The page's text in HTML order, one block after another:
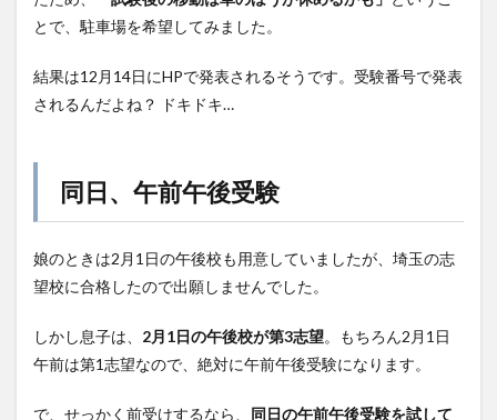
とで、駐車場を希望してみました。
結果は12月14日にHPで発表されるそうです。受験番号で発表
されるんだよね？ ドキドキ…
同日、午前午後受験
娘のときは2月1日の午後校も用意していましたが、埼玉の志
望校に合格したので出願しませんでした。
しかし息子は、 2月1日の午後校が第3志望。もちろん2月1日
午前は第1志望なので、絶対に午前午後受験になります。
で、せっかく前受けするなら、 同日の午前午後受験を試して